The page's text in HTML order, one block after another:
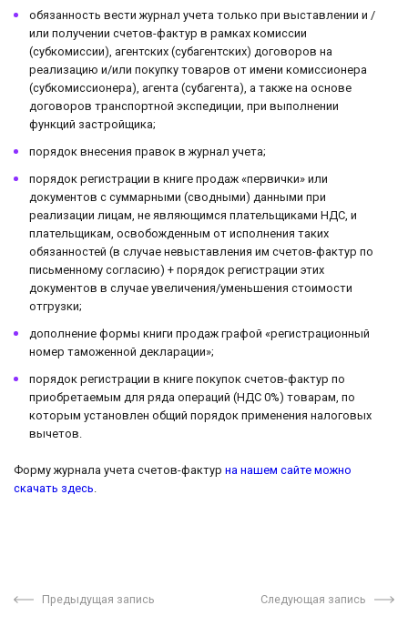
обязанность вести журнал учета только при выставлении и /
или получении счетов-фактур в рамках комиссии
(субкомиссии), агентских (субагентских) договоров на
реализацию и/или покупку товаров от имени комиссионера
(субкомиссионера), агента (субагента), а также на основе
договоров транспортной экспедиции, при выполнении
функций застройщика;
порядок внесения правок в журнал учета;
порядок регистрации в книге продаж «первички» или
документов с суммарными (сводными) данными при
реализации лицам, не являющимся плательщиками НДС, и
плательщикам, освобожденным от исполнения таких
обязанностей (в случае невыставления им счетов-фактур по
письменному согласию) + порядок регистрации этих
документов в случае увеличения/уменьшения стоимости
отгрузки;
дополнение формы книги продаж графой «регистрационный
номер таможенной декларации»;
порядок регистрации в книге покупок счетов-фактур по
приобретаемым для ряда операций (НДС 0%) товарам, по
которым установлен общий порядок применения налоговых
вычетов.
Форму журнала учета счетов-фактур на нашем сайте можно
скачать здесь
Предыдущая запись Следующая запись